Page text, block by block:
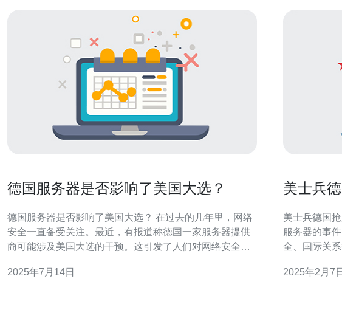
德国服务器是否影响了美国大选？
德国服务器是否影响了美国大选？ 在过去的几年里，网络
安全一直备受关注。最近，有报道称德国一家服务器提供
商可能涉及美国大选的干预。这引发了人们对网络安全和
美国大选？让我们一起来探讨。 根据报道，德国一家服务
2025年7月14日
美士兵
美士兵德国抢服务器 近日，一起涉及
服务器的事
全、国际关
事基地。一
2025年2月7日